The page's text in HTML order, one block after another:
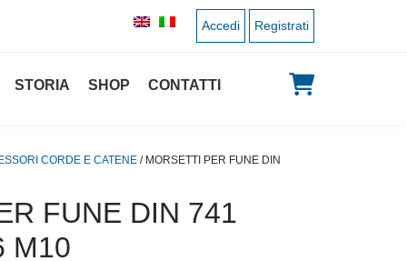
Accedi Registrati
STORIA SHOP CONTATTI
CORDE E CATENE / MORSETTI PER FUNE DIN
FUNE DIN 741
M10